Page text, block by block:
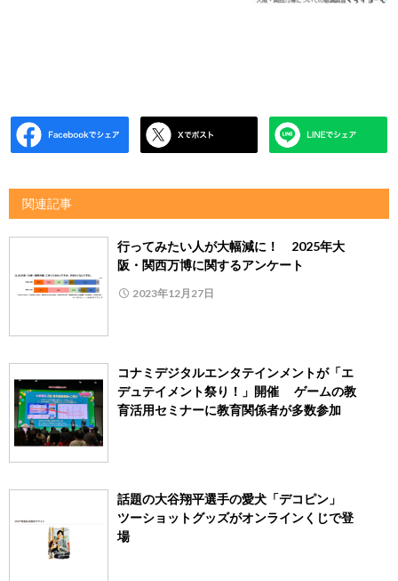
関連記事
行ってみたい人が大幅減に！ 2025年大
阪・関西万博に関するアンケート
2023年12月27日
コナミデジタルエンタテインメントが「エ
デュテイメント祭り！」開催 ゲームの教
育活用セミナーに教育関係者が多数参加
話題の大谷翔平選手の愛犬「デコピン」
ツーショットグッズがオンラインくじで登
場